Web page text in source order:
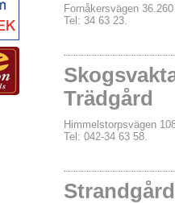
Fornåkersvägen
Tel: 34 63 23.
Trädgård
Himmelstorpsvägen
Tel: 042-34 63 58.